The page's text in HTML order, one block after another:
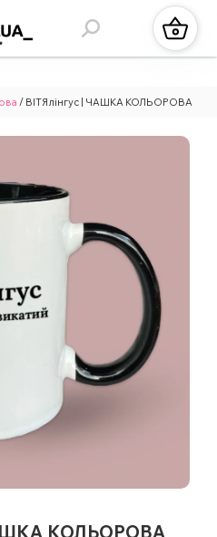
/ ВІТЯлінгус | ЧАШКА КОЛЬОРОВА
КОЛЬОРОВА